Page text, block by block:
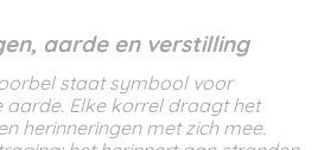
aarde en verstilling
staat symbool voor
aarde. Elke korrel draagt het
herinneringen met zich mee.